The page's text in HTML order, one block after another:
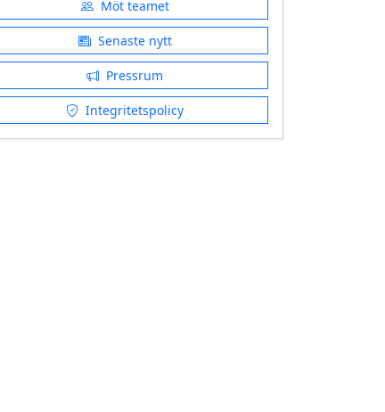
Möt teamet
Senaste nytt
Pressrum
Integritetspolicy